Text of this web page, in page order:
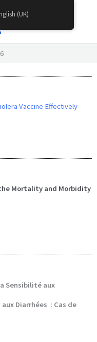
Vaccine Effectively
the Mortality and Morbidity
Sensibilité aux
Diarrhées : Cas de
(UK)